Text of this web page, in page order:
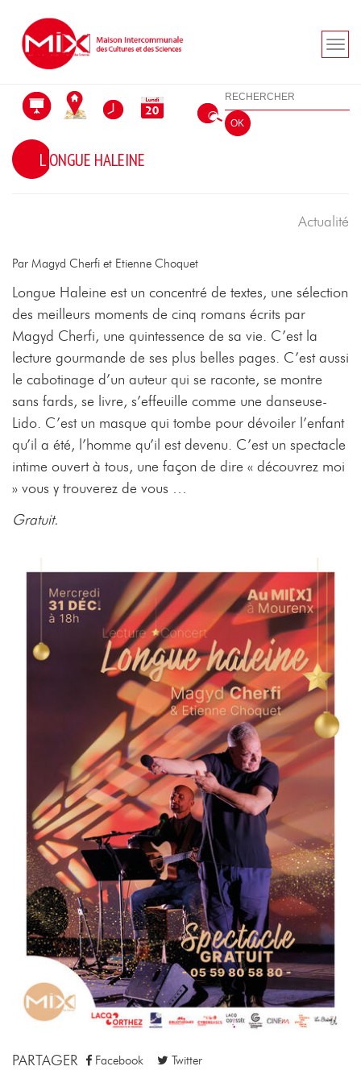
Rechercher
OK
LONGUE HALEINE
Actualité
Par Magyd Cherfi et Etienne Choquet
Longue Haleine est un concentré de textes, une sélection
des meilleurs moments de cinq romans écrits par
Magyd Cherfi, une quintessence de sa vie. C’est la
lecture gourmande de ses plus belles pages. C’est aussi
le cabotinage d’un auteur qui se raconte, se montre
sans fards, se livre, s’effeuille comme une danseuse-
Lido. C’est un masque qui tombe pour dévoiler l’enfant
qu’il a été, l’homme qu’il est devenu. C’est un spectacle
intime ouvert à tous, une façon de dire « découvrez moi
» vous y trouverez de vous …
Gratuit.
PARTAGER Facebook Twitter